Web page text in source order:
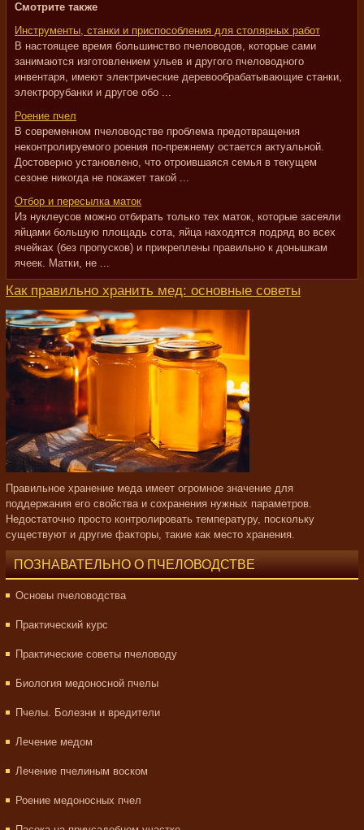
Смотрите также
Инструменты, станки и приспособления для столярных работ
В настоящее время большинство пчеловодов, которые сами
занимаются изготовлением ульев и другого пчеловодного
инвентаря, имеют электрические деревообрабатывающие станки,
электрорубанки и другое обо ...
Роение пчел
В современном пчеловодстве проблема предотвращения
неконтролируемого роения по-прежнему остается актуальной.
Достоверно установлено, что отроившаяся семья в текущем
сезоне никогда не покажет такой ...
Отбор и пересылка маток
Из нуклеусов можно отбирать только тех маток, которые засеяли
яйцами большую площадь сота, яйца находятся подряд во всех
ячейках (без пропусков) и прикреплены правильно к донышкам
ячеек. Матки, не ...
Как правильно хранить мед: основные советы
Правильное хранение меда имеет огромное значение для
поддержания его свойства и сохранения нужных параметров.
Недостаточно просто контролировать температуру, поскольку
существуют и другие факторы, такие как место хранения.
ПОЗНАВАТЕЛЬНО О ПЧЕЛОВОДСТВЕ
Основы пчеловодства
Практический курс
Практические советы пчеловоду
Биология медоносной пчелы
Пчелы. Болезни и вредители
Лечение медом
Лечение пчелиным воском
Роение медоносных пчел